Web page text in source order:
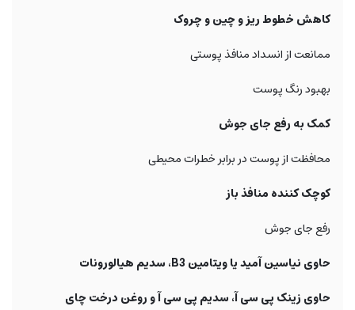
کاهش خطوط ریز و چین و چروک
ممانعت از انسداد منافذ پوستی
بهبود رنگ پوست
کمک به رفع جای جوش
محافظت از پوست در برابر خطرات محیطی
کوچک کننده منافذ باز
رفع جای جوش
حاوی نیاسین آمید یا ویتامین B3، سدیم هیالورونات
حاوی زینک پی سی آ، سدیم پی سی آ و روغن درخت چای